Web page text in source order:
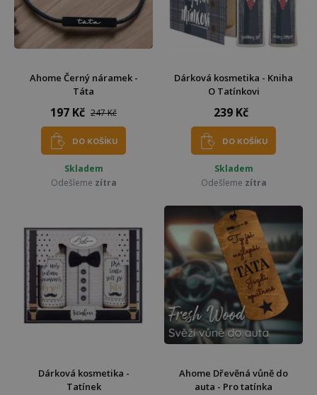
Ahome Černý náramek -
Táta
197 Kč 247 Kč
DO KOŠÍKU
Skladem
Odešleme zítra
Dárková kosmetika - Kniha
O Tatínkovi
239 Kč
DO KOŠÍKU
Skladem
Odešleme zítra
Dárková kosmetika -
Tatínek
Ahome Dřevěná vůně do
auta - Pro tatínka